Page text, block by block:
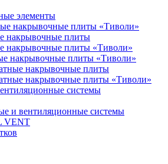
элементы
накрывочные плиты «Тиволи»
накрывочные плиты
накрывочные плиты «Тиволи»
накрывочные плиты «Тиволи»
накрывочные плиты
накрывочные плиты «Тиволи»
системы
и вентиляционные системы
VENT